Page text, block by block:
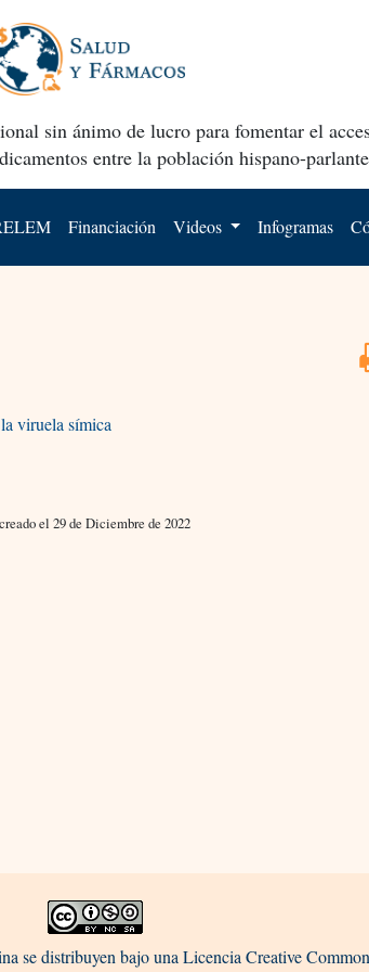
sin ánimo de lucro para fomentar el
entre la población hispano-parlante
Financiación Videos Infogramas
viruela símica
creado el 29 de Diciembre de 2022
se distribuyen bajo una Licencia Creative